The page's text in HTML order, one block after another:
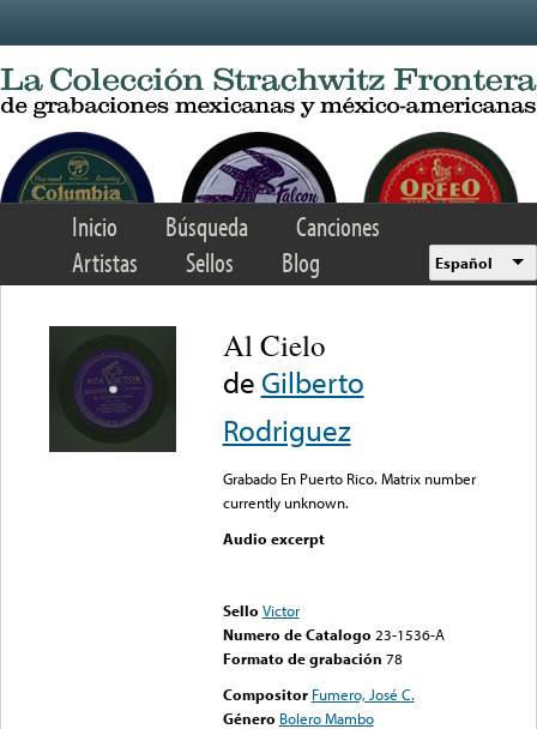
Inicio Búsqueda
Canciones
Artistas
Sellos Blog Español
Al Cielo
de Gilberto
Rodriguez
Grabado En Puerto Rico. Matrix number
currently unknown.
Audio excerpt
Sello Victor
Numero de Catalogo 23-1536-A
Formato de grabación 78
Compositor Fumero, José C.
Género Bolero Mambo